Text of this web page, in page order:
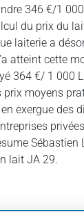
346 €/1 000
du prix du
laiterie a
atteint cette
364 €/ 1 000
prix moyens
exergue des
Sébastien
lait JA 29.